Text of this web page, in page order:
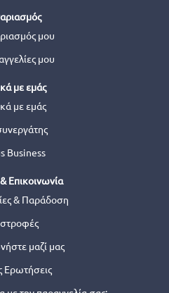
μου
μου
με εμάς
με εμάς
Business
Επικοινωνία
& Παράδοση
μαζί μας
Ερωτήσεις